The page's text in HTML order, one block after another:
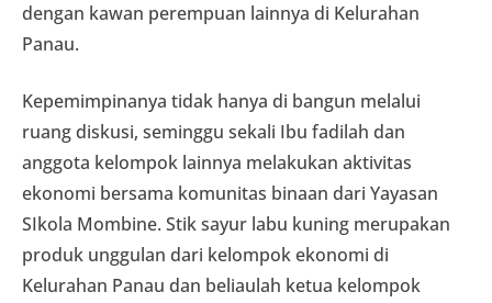
dengan kawan perempuan lainnya di Kelurahan
Panau.
Kepemimpinanya tidak hanya di bangun melalui
ruang diskusi, seminggu sekali Ibu fadilah dan
anggota kelompok lainnya melakukan aktivitas
ekonomi bersama komunitas binaan dari Yayasan
SIkola Mombine. Stik sayur labu kuning merupakan
produk unggulan dari kelompok ekonomi di
Kelurahan Panau dan beliaulah ketua kelompok